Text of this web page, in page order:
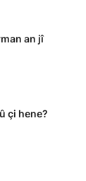
an jî
çi hene?